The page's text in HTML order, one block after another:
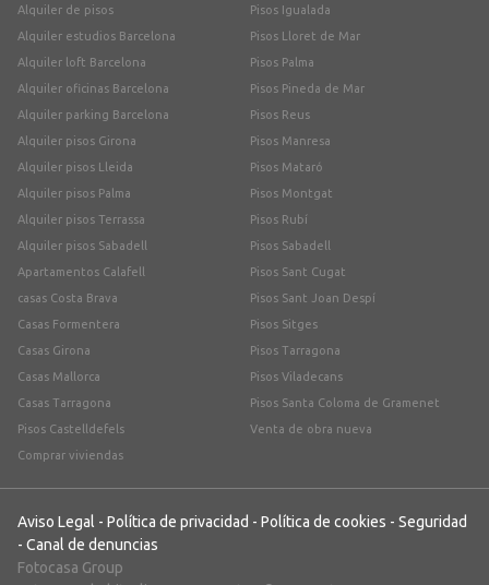
Alquiler de pisos
Alquiler estudios Barcelona
Alquiler loft Barcelona
Alquiler oficinas Barcelona
Alquiler parking Barcelona
Alquiler pisos Girona
Alquiler pisos Lleida
Alquiler pisos Palma
Alquiler pisos Terrassa
Alquiler pisos Sabadell
Apartamentos Calafell
casas Costa Brava
Casas Formentera
Casas Girona
Casas Mallorca
Casas Tarragona
Pisos Castelldefels
Comprar viviendas
Pisos Igualada
Pisos Lloret de Mar
Pisos Palma
Pisos Pineda de Mar
Pisos Reus
Pisos Manresa
Pisos Mataró
Pisos Montgat
Pisos Rubí
Pisos Sabadell
Pisos Sant Cugat
Pisos Sant Joan Despí
Pisos Sitges
Pisos Tarragona
Pisos Viladecans
Pisos Santa Coloma de Gramenet
Venta de obra nueva
Aviso Legal - Política de privacidad - Política de cookies - Seguridad
- Canal de denuncias
Fotocasa Group